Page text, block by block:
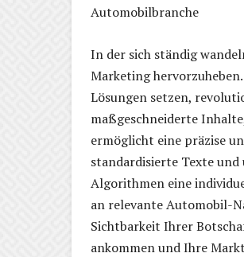
Automobilbranche
In der sich ständig
Marketing
Lösungen setzen,
maßgeschneiderte
ermöglicht eine präzise
standardisierte Texte
Algorithmen eine
an relevante Automobil-
Sichtbarkeit Ihrer
ankommen und Ihre